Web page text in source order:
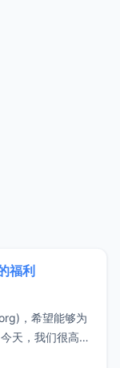
福利
，希望能够为
天，我们很高兴